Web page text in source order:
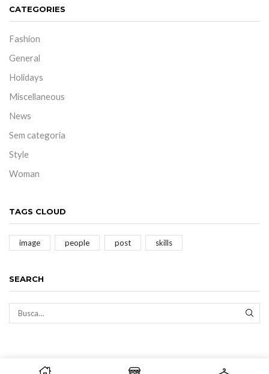
CATEGORIES
Fashion
General
Holidays
Miscellaneous
News
Sem categoria
Style
Woman
TAGS CLOUD
image people post skills
SEARCH